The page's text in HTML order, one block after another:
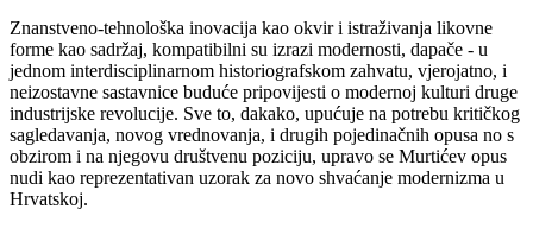
Znanstveno-tehnološka inovacija kao okvir i istraživanja likovne
forme kao sadržaj, kompatibilni su izrazi modernosti, dapače - u
jednom interdisciplinarnom historiografskom zahvatu, vjerojatno, i
neizostavne sastavnice buduće pripovijesti o modernoj kulturi druge
industrijske revolucije. Sve to, dakako, upućuje na potrebu kritičkog
sagledavanja, novog vrednovanja, i drugih pojedinačnih opusa no s
obzirom i na njegovu društvenu poziciju, upravo se Murtićev opus
nudi kao reprezentativan uzorak za novo shvaćanje modernizma u
Hrvatskoj.